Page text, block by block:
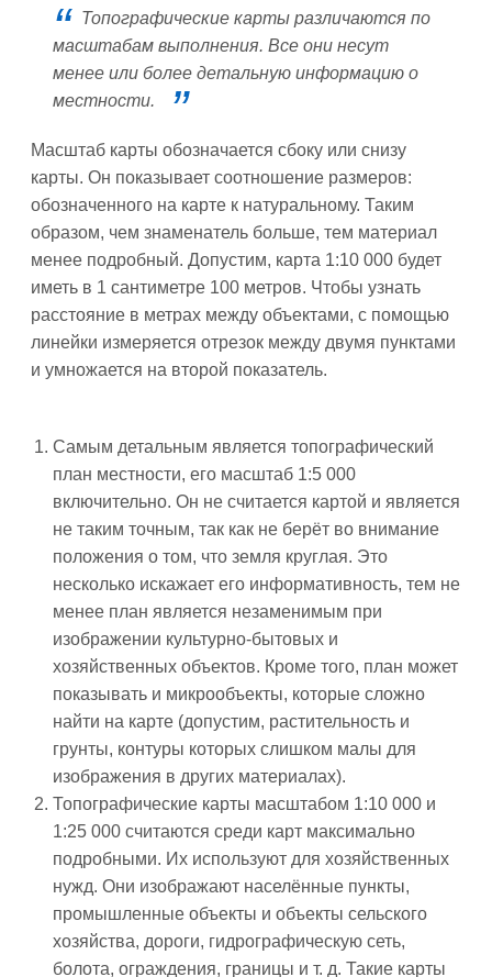
Топографические карты различаются по
масштабам выполнения. Все они несут
менее или более детальную информацию о
местности.
Масштаб карты обозначается сбоку или снизу
карты. Он показывает соотношение размеров:
обозначенного на карте к натуральному. Таким
образом, чем знаменатель больше, тем материал
менее подробный. Допустим, карта 1:10 000 будет
иметь в 1 сантиметре 100 метров. Чтобы узнать
расстояние в метрах между объектами, с помощью
линейки измеряется отрезок между двумя пунктами
и умножается на второй показатель.
Самым детальным является топографический
план местности, его масштаб 1:5 000
включительно. Он не считается картой и является
не таким точным, так как не берёт во внимание
положения о том, что земля круглая. Это
несколько искажает его информативность, тем не
менее план является незаменимым при
изображении культурно-бытовых и
хозяйственных объектов. Кроме того, план может
показывать и микрообъекты, которые сложно
найти на карте (допустим, растительность и
грунты, контуры которых слишком малы для
изображения в других материалах).
Топографические карты масштабом 1:10 000 и
1:25 000 считаются среди карт максимально
подробными. Их используют для хозяйственных
нужд. Они изображают населённые пункты,
промышленные объекты и объекты сельского
хозяйства, дороги, гидрографическую сеть,
болота, ограждения, границы и т. д. Такие карты